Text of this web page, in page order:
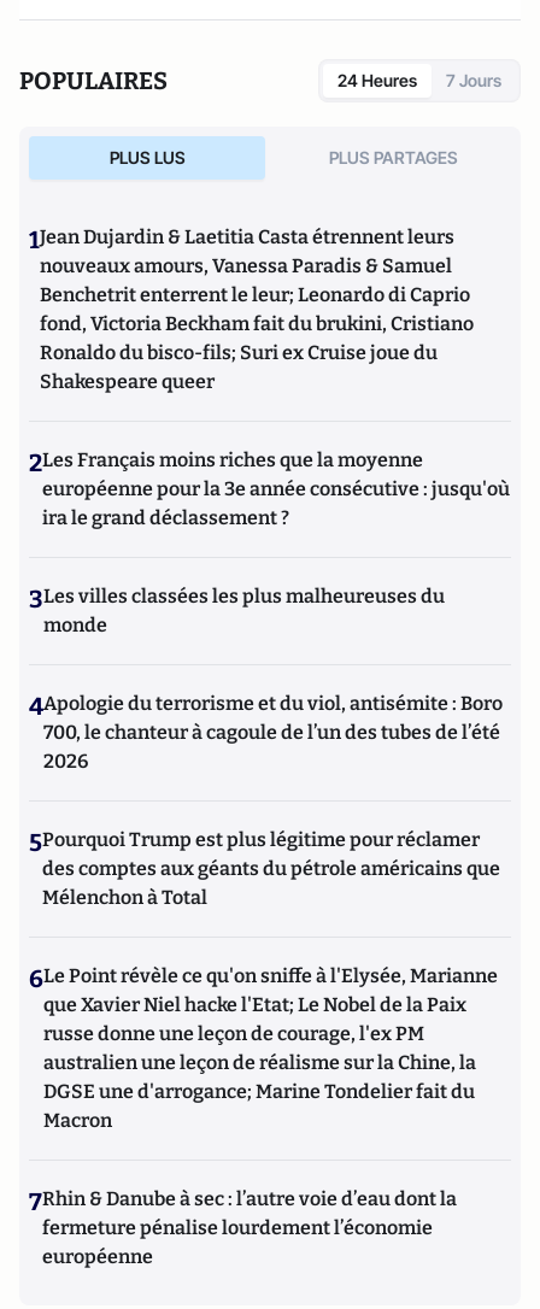
POPULAIRES 24 Heures 7 Jours
PLUS LUS PLUS PARTAGES
1Jean Dujardin & Laetitia Casta étrennent leurs
nouveaux amours, Vanessa Paradis & Samuel
Benchetrit enterrent le leur; Leonardo di Caprio
fond, Victoria Beckham fait du brukini, Cristiano
Ronaldo du bisco-fils; Suri ex Cruise joue du
Shakespeare queer
2Les Français moins riches que la moyenne
européenne pour la 3e année consécutive : jusqu'où
ira le grand déclassement ?
3Les villes classées les plus malheureuses du
monde
4Apologie du terrorisme et du viol, antisémite : Boro
700, le chanteur à cagoule de l’un des tubes de l’été
2026
5Pourquoi Trump est plus légitime pour réclamer
des comptes aux géants du pétrole américains que
Mélenchon à Total
6Le Point révèle ce qu'on sniffe à l'Elysée, Marianne
que Xavier Niel hacke l'Etat; Le Nobel de la Paix
russe donne une leçon de courage, l'ex PM
australien une leçon de réalisme sur la Chine, la
DGSE une d'arrogance; Marine Tondelier fait du
Macron
7Rhin & Danube à sec : l’autre voie d’eau dont la
fermeture pénalise lourdement l’économie
européenne